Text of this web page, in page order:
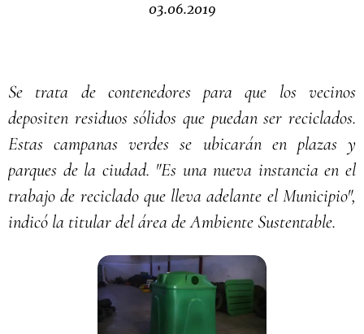
03.06.2019
Se trata de contenedores para que los vecinos
depositen residuos sólidos que puedan ser reciclados.
Estas campanas verdes se ubicarán en plazas y
parques de la ciudad. "Es una nueva instancia en el
trabajo de reciclado que lleva adelante el Municipio",
indicó la titular del área de Ambiente Sustentable.